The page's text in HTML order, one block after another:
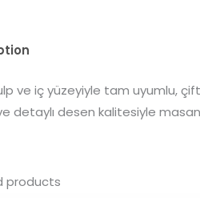
ve iç yüzeyiyle tam uyumlu, çift
detaylı desen kalitesiyle
products